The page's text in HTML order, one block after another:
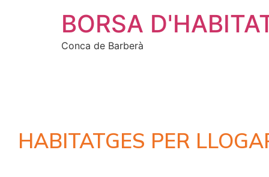
BORSA
Conca de Barberà
HABITATGES PER